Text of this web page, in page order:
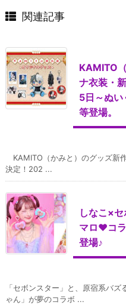
関連記事
KAMITO
ナ衣装・
5日～ぬい
等登場。
KAMITO（かみと）のグッズ新
決定！202 ...
しなこ×
マロ♥コ
登場♪
「セボンスター」と、原宿系バ
ゃん」が夢のコラボ ...